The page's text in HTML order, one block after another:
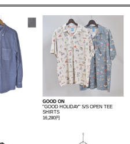
GOOD ON
"GOOD HOLIDAY" S/S OPEN TEE
SHIRTS
16,280円